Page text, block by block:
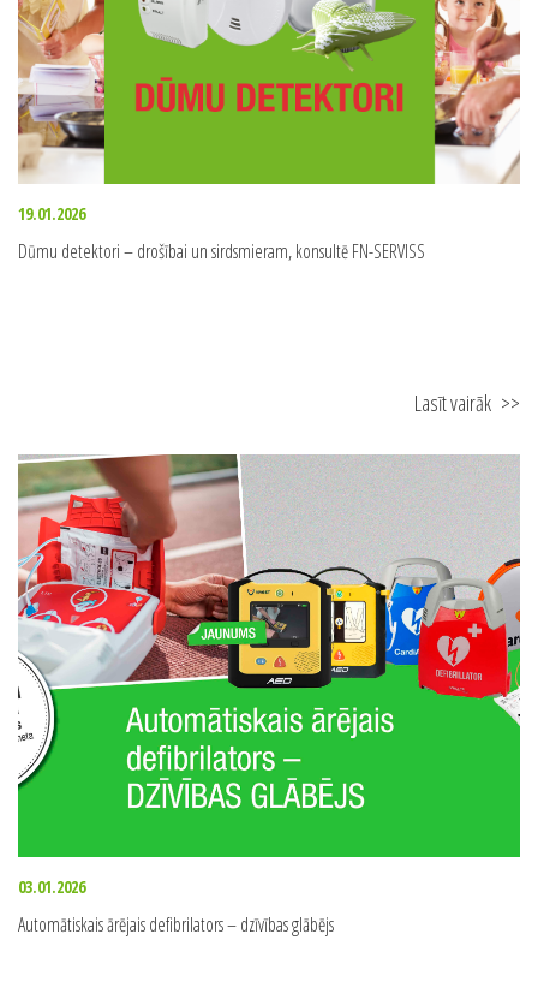
19.01.2026
Dūmu detektori – drošībai un sirdsmieram, konsultē FN-SERVISS
Lasīt vairāk >>
03.01.2026
Automātiskais ārējais defibrilators – dzīvības glābējs